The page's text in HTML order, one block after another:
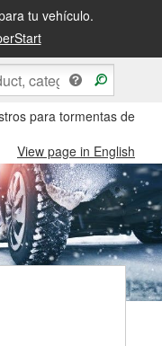
tu vehículo.
para tormentas de
View page in English